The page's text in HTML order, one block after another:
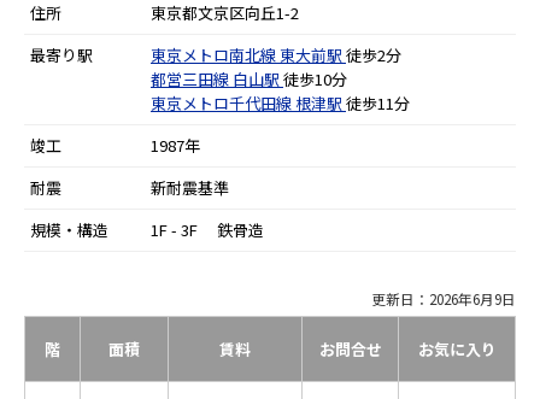
住所
東京都文京区向丘1-2
最寄り駅
東京メトロ南北線 東大前駅 徒歩2分
都営三田線 白山駅 徒歩10分
東京メトロ千代田線根津駅 徒歩11分
竣工
1987年
耐震
新耐震基準
規模・構造
1F - 3F 鉄骨造
更新日：2026年6月9日
階 面積 賃料 お問合せ お気に入り